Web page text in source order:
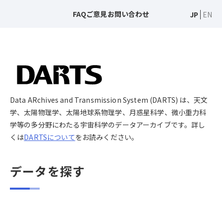
FAQご意見お問い合わせ JP EN
Data ARchives and Transmission System (DARTS) は、天文
学、太陽物理学、太陽地球系物理学、月惑星科学、微小重力科
学等の多分野にわたる宇宙科学のデータアーカイブです。詳し
くはDARTSについてをお読みください。
データを探す